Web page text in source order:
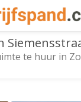
te huur in